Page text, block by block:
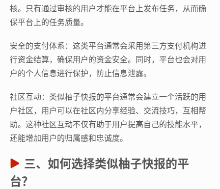
核。只有通过审核的用户才能在平台上发布任务，从而确
保平台上的任务质量。
安全的支付体系：这类平台通常会采用第三方支付机构进
行资金结算，确保用户的资金安全。同时，平台也会对用
户的个人信息进行保护，防止信息泄露。
社区互动：类似柚子快报的平台通常会建立一个活跃的用
户社区，用户可以在社区内分享经验、交流技巧，互相帮
助。这种社区互动不仅有助于用户提高自己的技能水平，
还能增加用户的归属感和忠诚度。
三、如何选择类似柚子快报的平
台？